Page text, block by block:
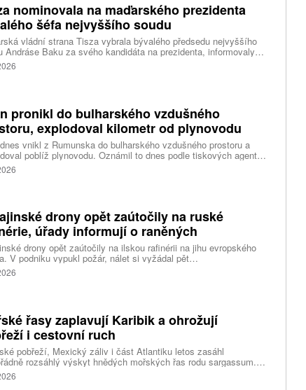
nominovala na maďarského prezidenta
šéfa nejvyššího soudu
vládní strana Tisza vybrala bývalého předsedu nejvyššího
Andráse Baku za svého kandidáta na prezidenta, informovaly
agentury. Očekává se, že András Baka bude v úterý zvolen v
novou hlavou státu.
pronikl do bulharského vzdušného
explodoval kilometr od plynovodu
vnikl z Rumunska do bulharského vzdušného prostoru a
poblíž plynovodu. Oznámil to dnes podle tiskových agentur
premiér Rumen Radev. Dron podle něj nesl velké množství
píše agentura DPA.
drony opět zaútočily na ruské
úřady informují o raněných
drony opět zaútočily na ilskou rafinérii na jihu evropského
V podniku vypukl požár, nálet si vyžádal pět
informoval krizový štáb Krasnodarského kraje. Další dva lidi
v Zadonsku na Donu, oznámil gubernátor Lipecké oblasti
řasy zaplavují Karibik a ohrožují
i cestovní ruch
pobřeží, Mexický záliv i část Atlantiku letos zasáhl
rozsáhlý výskyt hnědých mořských řas rodu sargassum.
se hromadí miliony tun biomasy, která po vyplavení rychle
zhoršuje kvalitu vody, omezuje život mořských organismů a